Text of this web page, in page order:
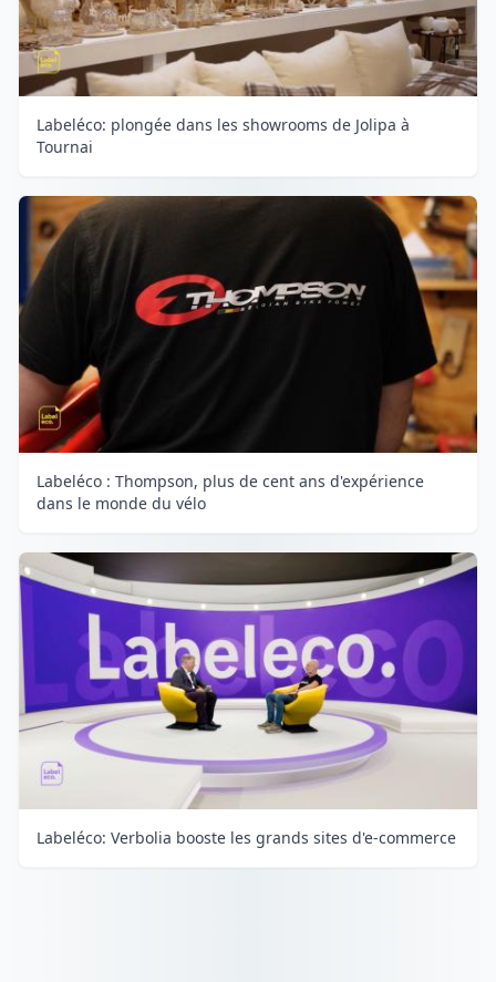
Labeléco: plongée dans les showrooms de Jolipa à
Tournai
Labeléco : Thompson, plus de cent ans d'expérience
dans le monde du vélo
Labeléco: Verbolia booste les grands sites d'e-commerce